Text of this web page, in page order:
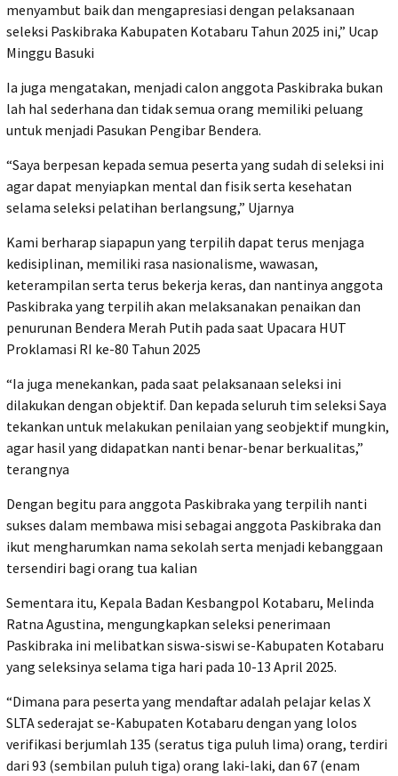
menyambut baik dan mengapresiasi dengan pelaksanaan
seleksi Paskibraka Kabupaten Kotabaru Tahun 2025 ini,” Ucap
Minggu Basuki
Ia juga mengatakan, menjadi calon anggota Paskibraka bukan
lah hal sederhana dan tidak semua orang memiliki peluang
untuk menjadi Pasukan Pengibar Bendera.
“Saya berpesan kepada semua peserta yang sudah di seleksi ini
agar dapat menyiapkan mental dan fisik serta kesehatan
selama seleksi pelatihan berlangsung,” Ujarnya
Kami berharap siapapun yang terpilih dapat terus menjaga
kedisiplinan, memiliki rasa nasionalisme, wawasan,
keterampilan serta terus bekerja keras, dan nantinya anggota
Paskibraka yang terpilih akan melaksanakan penaikan dan
penurunan Bendera Merah Putih pada saat Upacara HUT
Proklamasi RI ke-80 Tahun 2025
“Ia juga menekankan, pada saat pelaksanaan seleksi ini
dilakukan dengan objektif. Dan kepada seluruh tim seleksi Saya
tekankan untuk melakukan penilaian yang seobjektif mungkin,
agar hasil yang didapatkan nanti benar-benar berkualitas,”
terangnya
Dengan begitu para anggota Paskibraka yang terpilih nanti
sukses dalam membawa misi sebagai anggota Paskibraka dan
ikut mengharumkan nama sekolah serta menjadi kebanggaan
tersendiri bagi orang tua kalian
Sementara itu, Kepala Badan Kesbangpol Kotabaru, Melinda
Ratna Agustina, mengungkapkan seleksi penerimaan
Paskibraka ini melibatkan siswa-siswi se-Kabupaten Kotabaru
yang seleksinya selama tiga hari pada 10-13 April 2025.
“Dimana para peserta yang mendaftar adalah pelajar kelas X
SLTA sederajat se-Kabupaten Kotabaru dengan yang lolos
verifikasi berjumlah 135 (seratus tiga puluh lima) orang, terdiri
dari 93 (sembilan puluh tiga) orang laki-laki, dan 67 (enam